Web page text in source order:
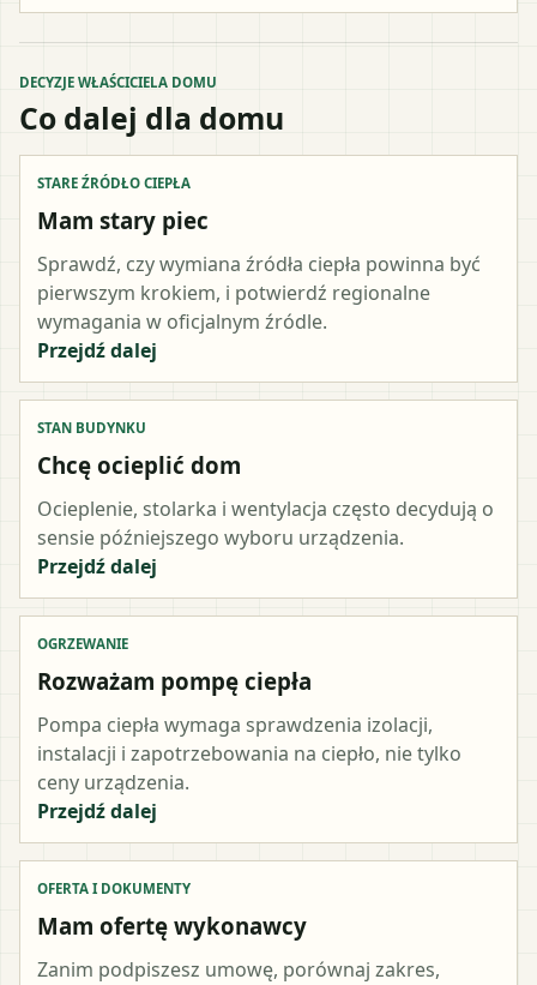
DECYZJE WŁAŚCICIELA DOMU
Co dalej dla domu
STARE ŹRÓDŁO CIEPŁA
Mam stary piec
Sprawdź, czy wymiana źródła ciepła powinna być
pierwszym krokiem, i potwierdź regionalne
wymagania w oficjalnym źródle.
Przejdź dalej
STAN BUDYNKU
Chcę ocieplić dom
Ocieplenie, stolarka i wentylacja często decydują o
sensie późniejszego wyboru urządzenia.
Przejdź dalej
OGRZEWANIE
Rozważam pompę ciepła
Pompa ciepła wymaga sprawdzenia izolacji,
instalacji i zapotrzebowania na ciepło, nie tylko
ceny urządzenia.
Przejdź dalej
OFERTA I DOKUMENTY
Mam ofertę wykonawcy
Zanim podpiszesz umowę, porównaj zakres,